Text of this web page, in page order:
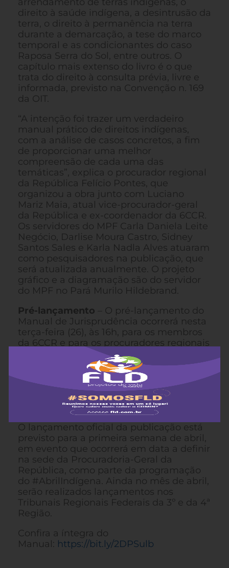
direito à saúde indígena, a desintrusão da
terra, o direito à permanência na terra
durante a demarcação, a tese do marco
temporal e as condicionantes do caso
Raposa Serra do Sol, entre outros. O
capítulo mais extenso do livro é o que
trata do direito à consulta prévia, livre e
informada, previsto na Convenção n. 169
da OIT.
“A intenção foi trazer um verdadeiro
manual prático de direitos indígenas,
com a análise de casos concretos, a fim
de proporcionar uma melhor
compreensão de cada uma das
temáticas”, explica o procurador regional
da República Felício Pontes, que
organizou a obra junto com Luciano
Mariz Maia, atual vice-procurador-geral
da República e ex-coordenador da 6CCR.
Os servidores do MPF Carla Daniela Leite
Negócio, Darlise Moura Castro, Sidney
Santos Sales e Karla Nadla Alves atuaram
como pesquisadores na publicação, que
será atualizada anualmente. O projeto
gráfico e a diagramação são do servidor
do MPF no Pará Murilo Hildebrand.
Pré-lançamento – O pré-lançamento do
Manual de Jurisprudência ocorrerá nesta
terça-feira (26), às 16h, para os membros
da 6CCR e para os procuradores regionais
da República que atuam na temática, em
evento restrito. A obra também será
apresentada, em caráter especial, na
sexta-feira (22), durante o IV Fórum
Jurídico Escola de Magistratura Federal
da 1ª Região, em Belo Horizonte (MG).
O lançamento oficial da publicação está
previsto para a primeira semana de abril,
em evento que ocorrerá em data a definir
na sede da Procuradoria-Geral da
República, como parte da programação
do #AbrilIndígena. Ainda no mês de abril,
serão realizados lançamentos nos
Tribunais Regionais Federais da 3º e da 4ª
Região.
Confira a íntegra do
Manual: https://bit.ly/2DPSulb